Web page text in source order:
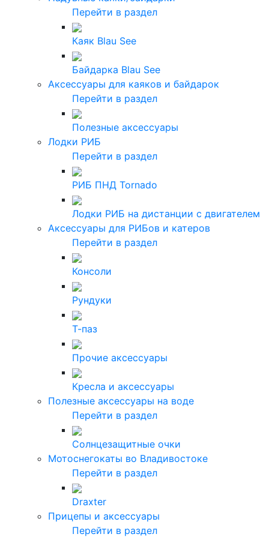
Перейти в раздел
Каяк Blau See
Байдарка Blau See
Аксессуары для каяков и байдарок
Перейти в раздел
Полезные аксессуары
Лодки РИБ
Перейти в раздел
РИБ ПНД Tornado
Лодки РИБ на дистанции с двигателем
Аксессуары для РИБов и катеров
Перейти в раздел
Консоли
Рундуки
Т-паз
Прочие аксессуары
Кресла и аксессуары
Полезные аксессуары на воде
Перейти в раздел
Солнцезащитные очки
Мотоснегокаты во Владивостоке
Перейти в раздел
Draxter
Прицепы и аксессуары
Перейти в раздел